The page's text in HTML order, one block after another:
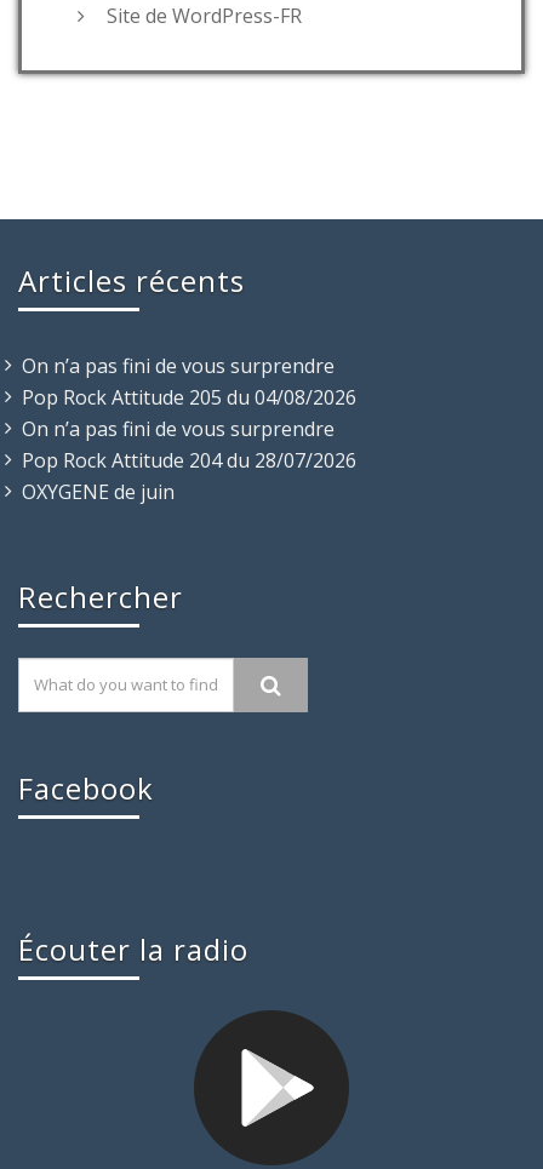
Site de WordPress-FR
Articles récents
On n’a pas fini de vous surprendre
Pop Rock Attitude 205 du 04/08/2026
On n’a pas fini de vous surprendre
Pop Rock Attitude 204 du 28/07/2026
OXYGENE de juin
Rechercher
Facebook
Écouter la radio